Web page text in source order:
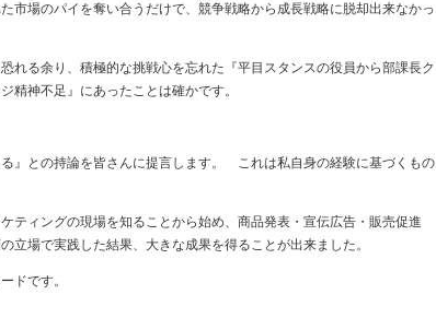
市場のパイを奪い合うだけで、競争戦略から成長戦略に脱却出来なかっ
れる余り、積極的な挑戦心を忘れた『平目スタンスの役員から部課長ク
精神不足』にあったことは確かです。
』との持論を皆さんに提言します。 これは私自身の経験に基づくもの
ティングの現場を知ることから始め、商品発表・宣伝広告・販売促進
場で実践した結果、大きな成果を得ることが出来ました。
ドです。